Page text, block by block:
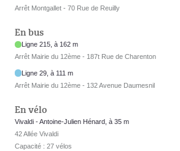
Arrêt Montgallet - 70 Rue de Reuilly
En bus
Ligne 215, à 162 m
Arrêt Mairie du 12ème - 187t Rue de Charenton
Ligne 29, à 111 m
Arrêt Mairie du 12ème - 132 Avenue Daumesnil
En vélo
Vivaldi - Antoine-Julien Hénard, à 35 m
42 Allée Vivaldi
Capacité : 27 vélos